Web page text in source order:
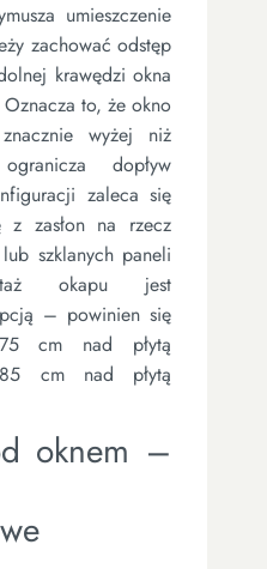
umieszczenie
zachować odstęp
krawędzi okna
to, że okno
wyżej niż
dopływ
zaleca się
z zasłon na rzecz
szklanych paneli
okapu jest
– powinien się
cm nad płytą
cm nad płytą
oknem –